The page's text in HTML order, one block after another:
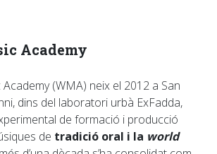
Academy
(WMA) neix el 2012 a San
dins del laboratori urbà ExFadda,
de formació i producció
de tradició oral i la world